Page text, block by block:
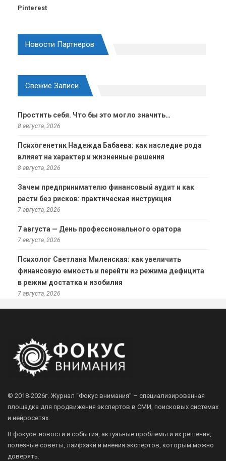
Pinterest
Новости Партнеров
Свежие Записи
Простить себя. Что бы это могло значить…
8 августа, 2026
Психогенетик Надежда Бабаева: как наследие рода
влияет на характер и жизненные решения
8 августа, 2026
Зачем предпринимателю финансовый аудит и как
расти без рисков: практическая инструкция
7 августа, 2026
7 августа — День профессионального оратора
7 августа, 2026
Психолог Светлана Миленская: как увеличить
финансовую емкость и перейти из режима дефицита
в режим достатка и изобилия
7 августа, 2026
© 2018-2026г. Журнал “Фокус внимания” – специализированная
площадка для продвижения экспертов в СМИ, поисковых системах
и нейросетях.
В фокусе: новости и события, актуаьные проблемы и их решения,
полезные советы, лайфхаки и мнения экспертов, которым можно
доверять.